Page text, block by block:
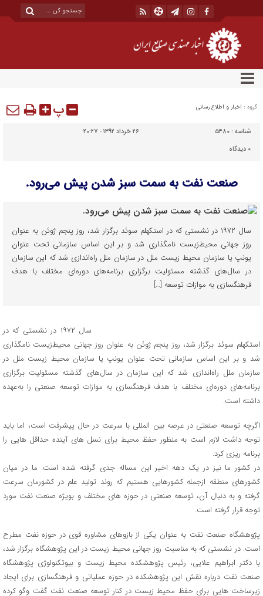
گروه : اخبار و اطلاع رسانی پ
شناسه : ۵۴۸۰
۲۶ خرداد ۱۳۹۲ - ۲۰:۲۷
۰ دیدگاه
صنعت نفت به سمت سبز شدن پیش می‌رود.
سال ۱۹۷۲ در نشستی که در استکهلم سوئد برگزار شد، روز پنجم ژوئن به عنوان
روز جهانی محیط‌زیست نامگذاری شد و بر این اساس سازمانی تحت عنوان
یونپ یا سازمان محیط‌ زیست ملل در سازمان ملل راه‌اندازی شد که این سازمان
در سال‌های گذشته مسئولیت برگزاری برنامه‌های دوره‌ای مختلف با هدف
فرهنگسازی به موازات توسعه […]
سال ۱۹۷۲ در نشستی که در
استکهلم سوئد برگزار شد، روز پنجم ژوئن به عنوان روز جهانی محیط‌زیست نامگذاری
شد و بر این اساس سازمانی تحت عنوان یونپ یا سازمان محیط‌ زیست ملل در
سازمان ملل راه‌اندازی شد که این سازمان در سال‌های گذشته مسئولیت برگزاری
برنامه‌های دوره‌ای مختلف با هدف فرهنگسازی به موازات توسعه صنعتی را به‌عهده
داشته است.
اگرچه توسعه صنعتی در عرصه بین المللی با سرعت در حال پیشرفت است، اما باید
توجه داشت لازم است به منظور حفظ محیط برای نسل های آینده حداقل هایی را
برنامه ریزی کرد.
در کشور ما نیز در یک دهه اخیر این مساله جدی گرفته شده است. ما در میان
کشورهای منطقه ازجمله کشورهایی هستیم که روند تولید علم در کشورمان سرعت
گرفته و به دنبال آن، توسعه صنعتی در حوزه های مختلف و بویژه صنعت نفت مورد
توجه قرار گرفته است.
پژوهشگاه صنعت نفت به عنوان یکی از بازوهای مشاوره قوی در حوزه نفت مطرح
است. در نشستی که به مناسبت روز جهانی محیط زیست در این پژوهشگاه برگزار شد،
با دکتر ابراهیم علایی، رئیس پژوهشکده محیط زیست و بیوتکنولوژی پژوهشگاه
صنعت نفت درباره نقش این پژوهشکده در حوزه عملیاتی و فرهنگسازی برای ایجاد
زیرساخت هایی برای حفظ محیط زیست در کنار توسعه صنعت نفت گفت وگو کرده